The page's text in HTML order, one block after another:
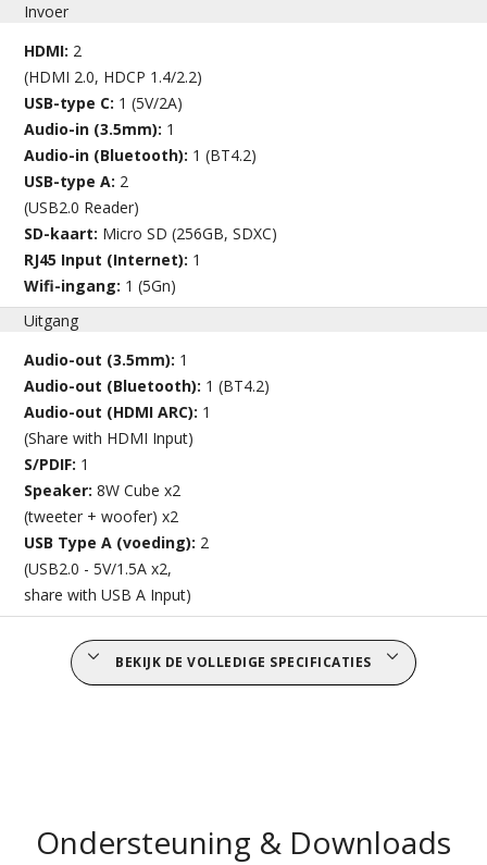
Invoer
HDMI: 2
(HDMI 2.0, HDCP 1.4/2.2)
USB-type C: 1 (5V/2A)
Audio-in (3.5mm): 1
Audio-in (Bluetooth): 1 (BT4.2)
USB-type A: 2
(USB2.0 Reader)
SD-kaart: Micro SD (256GB, SDXC)
RJ45 Input (Internet): 1
Wifi-ingang: 1 (5Gn)
Uitgang
Audio-out (3.5mm): 1
Audio-out (Bluetooth): 1 (BT4.2)
Audio-out (HDMI ARC): 1
(Share with HDMI Input)
S/PDIF: 1
Speaker:8W Cube x2
(tweeter + woofer) x2
USB Type A (voeding): 2
(USB2.0 - 5V/1.5A x2,
share with USB A Input)
BEKIJK DE VOLLEDIGE SPECIFICATIES
Ondersteuning & Downloads